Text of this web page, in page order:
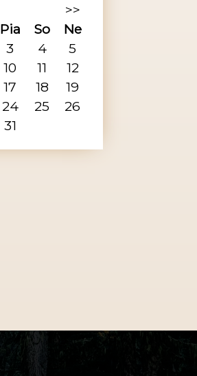
>>
Pia So
Ne
3 4
5
10 11
12
17 18
19
24 25
26
31